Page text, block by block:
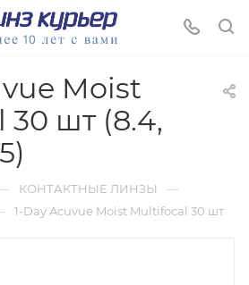
Moist
шт (8.4,
КОНТАКТНЫЕ ЛИНЗЫ —
1-Day Acuvue Moist Multifocal 30 шт